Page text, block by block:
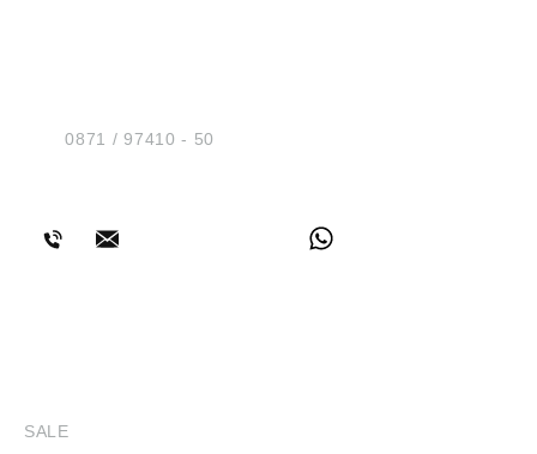
Tel.:0871 / 97410 - 50
SALE